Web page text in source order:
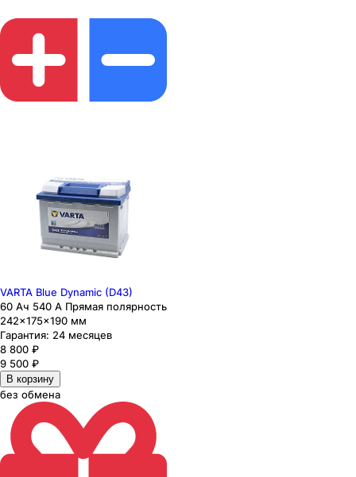
VARTA Blue Dynamic (D43)
60 Ач 540 А Прямая полярность
242×175×190 мм
Гарантия: 24 месяцев
8 800 ₽
9 500 ₽
В корзину
без обмена